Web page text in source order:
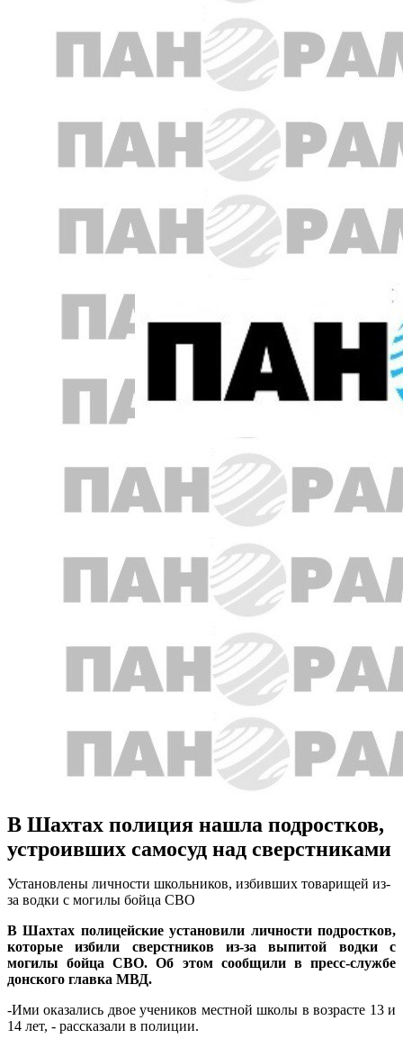
В Шахтах полиция нашла подростков,
устроивших самосуд над сверстниками
Установлены личности школьников, избивших товарищей из-
за водки с могилы бойца СВО
В Шахтах полицейские установили личности подростков,
которые избили сверстников из-за выпитой водки с
могилы бойца СВО. Об этом сообщили в пресс-службе
донского главка МВД.
-Ими оказались двое учеников местной школы в возрасте 13 и
14 лет, - рассказали в полиции.